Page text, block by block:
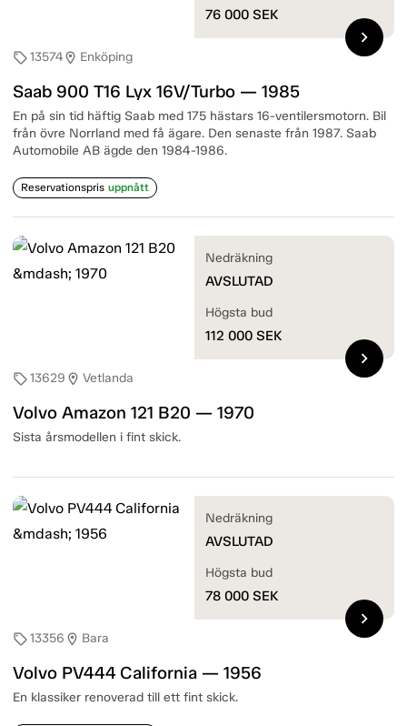
sell13574location_on Enköping
Saab 900 T16 Lyx 16V/Turbo — 1985
En på sin tid häftig Saab med 175 hästars 16-ventilersmotorn. Bil
från övre Norrland med få ägare. Den senaste från 1987. Saab
Automobile AB ägde den 1984-1986.
Reservationspris uppnått
76 000 SEK
chevron_right
sell13629 location_on Vetlanda
Volvo Amazon 121 B20 — 1970
Sista årsmodellen i fint skick.
Nedräkning
AVSLUTAD
Högsta bud
112 000 SEK
chevron_right
sell13356 location_on Bara
Volvo PV444 California — 1956
En klassiker renoverad till ett fint skick.
Nedräkning
AVSLUTAD
Högsta bud
78 000 SEK
chevron_right